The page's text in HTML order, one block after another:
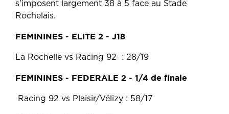
s'imposent largement 38 à 5 face au Stade
Rochelais.
FEMININES - ELITE 2 - J18
La Rochelle vs Racing 92 : 28/19
FEMININES - FEDERALE 2 - 1/4 de finale
Racing 92 vs Plaisir/Vélizy : 58/17